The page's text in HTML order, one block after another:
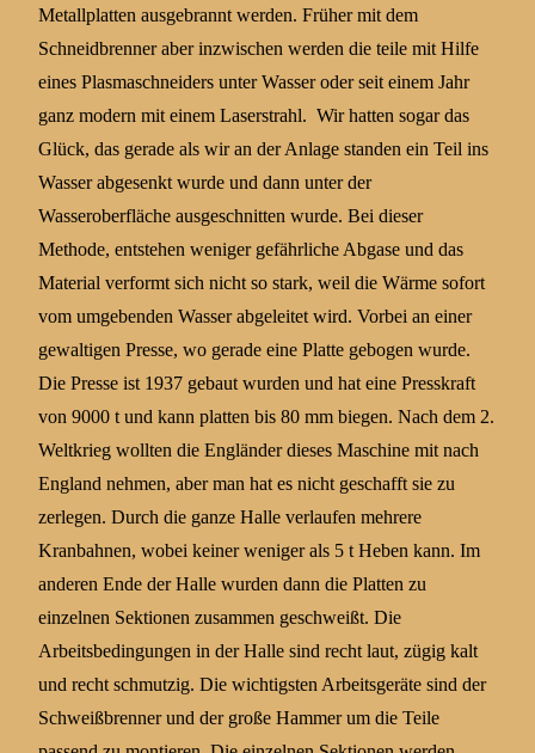
Metallplatten ausgebrannt werden. Früher mit dem
Schneidbrenner aber inzwischen werden die teile mit Hilfe
eines Plasmaschneiders unter Wasser oder seit einem Jahr
ganz modern mit einem Laserstrahl. Wir hatten sogar das
Glück, das gerade als wir an der Anlage standen ein Teil ins
Wasser abgesenkt wurde und dann unter der
Wasseroberfläche ausgeschnitten wurde. Bei dieser
Methode, entstehen weniger gefährliche Abgase und das
Material verformt sich nicht so stark, weil die Wärme sofort
vom umgebenden Wasser abgeleitet wird. Vorbei an einer
gewaltigen Presse, wo gerade eine Platte gebogen wurde.
Die Presse ist 1937 gebaut wurden und hat eine Presskraft
von 9000 t und kann platten bis 80 mm biegen. Nach dem 2.
Weltkrieg wollten die Engländer dieses Maschine mit nach
England nehmen, aber man hat es nicht geschafft sie zu
zerlegen. Durch die ganze Halle verlaufen mehrere
Kranbahnen, wobei keiner weniger als 5 t Heben kann. Im
anderen Ende der Halle wurden dann die Platten zu
einzelnen Sektionen zusammen geschweißt. Die
Arbeitsbedingungen in der Halle sind recht laut, zügig kalt
und recht schmutzig. Die wichtigsten Arbeitsgeräte sind der
Schweißbrenner und der große Hammer um die Teile